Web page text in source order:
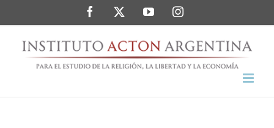
al
contenido
FacebookTwitterYouTubeInstagram